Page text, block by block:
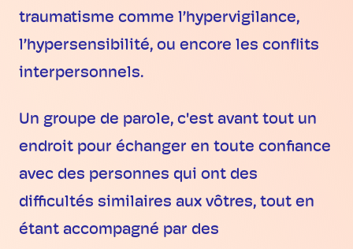
traumatisme comme l’hypervigilance,
l’hypersensibilité, ou encore les conflits
interpersonnels.
Un groupe de parole, c'est avant tout un
endroit pour échanger en toute confiance
avec des personnes qui ont des
difficultés similaires aux vôtres, tout en
étant accompagné par des